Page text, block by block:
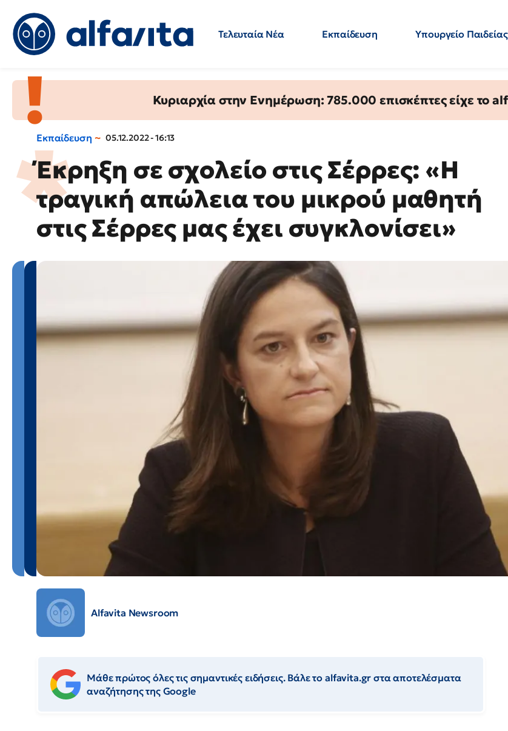
Τελευταία Νέα Εκπαίδευση Υπουργείο Παιδείας
Κυριαρχία στην Ενημέρωση: 785.000 επισκέπτες είχε το
Εκπαίδευση 05.12.2022 - 16:13
Έκρηξη σε σχολείο στις Σέρρες: «Η
τραγική απώλεια του μικρού μαθητή
στις Σέρρες μας έχει συγκλονίσει»
Alfavita Newsroom
Μάθε πρώτος όλες τις σημαντικές ειδήσεις. Βάλε το alfavita.gr στα αποτελέσματα
αναζήτησης της Google